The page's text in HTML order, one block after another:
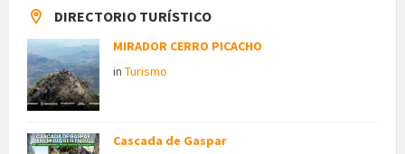
DIRECTORIO TURÍSTICO
MIRADOR CERRO PICACHO
in Turismo
Cascada de Gaspar